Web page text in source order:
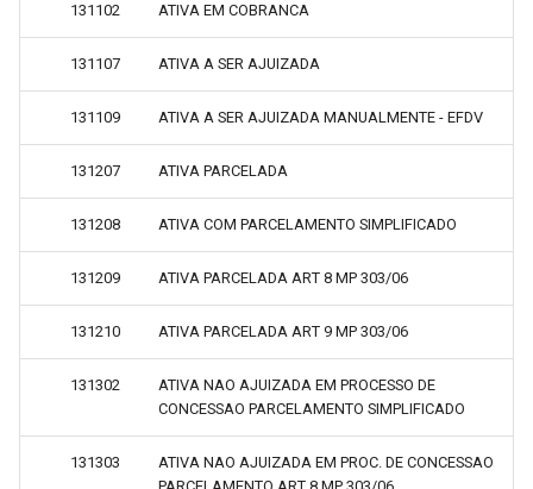
131102 ATIVA EM COBRANCA
131107 ATIVA A SER AJUIZADA
131109 ATIVA A SER AJUIZADA MANUALMENTE - EFDV
131207 ATIVA PARCELADA
131208 ATIVA COM PARCELAMENTO SIMPLIFICADO
131209 ATIVA PARCELADA ART 8 MP 303/06
131210 ATIVA PARCELADA ART 9 MP 303/06
131302
ATIVA NAO AJUIZADA EM PROCESSO DE
CONCESSAO PARCELAMENTO SIMPLIFICADO
131303
ATIVA NAO AJUIZADA EM PROC. DE CONCESSAO